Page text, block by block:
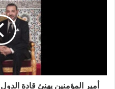
أمير المؤمنين يهنئ قادة